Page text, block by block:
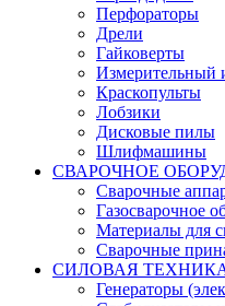
Перфораторы
Дрели
Гайковерты
Измерительный
Краскопульты
Лобзики
Дисковые пилы
Шлифмашины
СВАРОЧНОЕ
Сварочные
Газосварочное
Материалы для
Сварочные
СИЛОВАЯ
Генераторы